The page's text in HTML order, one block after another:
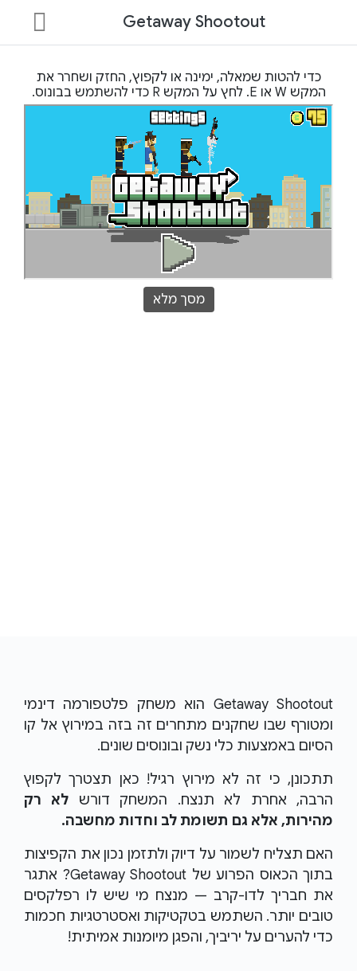
Getaway Shootout
כדי להטות שמאלה, ימינה או לקפוץ, החזק ושחרר את
המקש W או E. לחץ על המקש R כדי להשתמש בבונוס.
מסך מלא
Getaway Shootout הוא משחק פלטפורמה דינמי
ומטורף שבו שחקנים מתחרים זה בזה במירוץ אל קו
הסיום באמצעות כלי נשק ובונוסים שונים.
תתכונן, כי זה לא מירוץ רגיל! כאן תצטרך לקפוץ
הרבה, אחרת לא תנצח. המשחק דורש לא רק
מהירות, אלא גם תשומת לב וחדות מחשבה.
האם תצליח לשמור על דיוק ולתזמן נכון את הקפיצות
בתוך הכאוס הפרוע של Getaway Shootout? אתגר
את חבריך לדו-קרב — מנצח מי שיש לו רפלקסים
טובים יותר. השתמש בטקטיקות ואסטרטגיות חכמות
כדי להערים על יריביך, והפגן מיומנות אמיתית!